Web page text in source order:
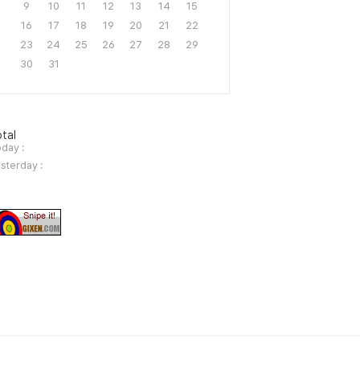
9
10 11 12 13 14
15
16
17 18 19 20 21
22
23
24 25 26 27 28
29
30
31
:
: